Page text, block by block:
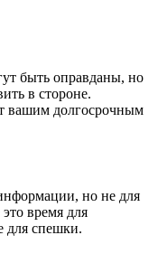
быть оправданы, но
в стороне.
вашим долгосрочным
но не для
время для
для спешки.